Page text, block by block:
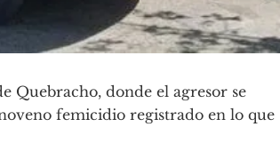
Quebracho, donde el agresor se
femicidio registrado en lo que